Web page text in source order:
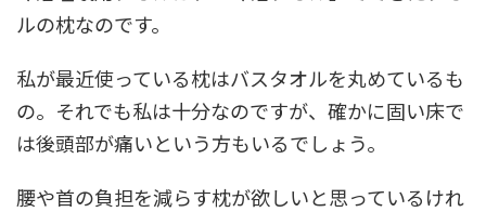
ルの枕なのです。
私が最近使っている枕はバスタオルを丸めているも
の。それでも私は十分なのですが、確かに固い床で
は後頭部が痛いという方もいるでしょう。
腰や首の負担を減らす枕が欲しいと思っているけれ